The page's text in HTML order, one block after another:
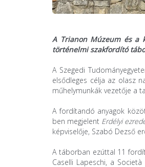
A Trianon Múzeum és a
történelmi szakfordító
A Szegedi
elsődleges célja az olasz
műhelymunkák vezetője a
A fordítandó anyagok
ben megjelent Erdélyi
képviselője, Szabó Dezső
A táborban ezúttal 11
Caselli Lapeschi, a